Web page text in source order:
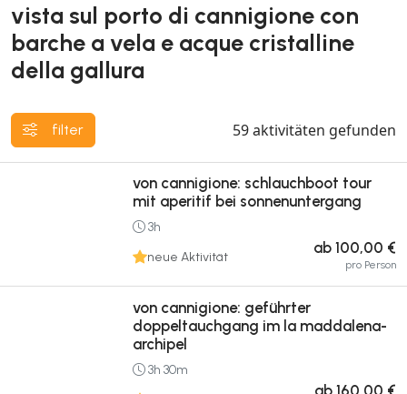
vista sul porto di cannigione con
barche a vela e acque cristalline
della gallura
filter 59aktivitäten gefunden
von cannigione: schlauchboot tour
mit aperitif bei sonnenuntergang
3h
neue Aktivität
ab 100,00 €
pro Person
von cannigione: geführter
doppeltauchgang im la maddalena-
archipel
3h 30m
ab 160,00 €